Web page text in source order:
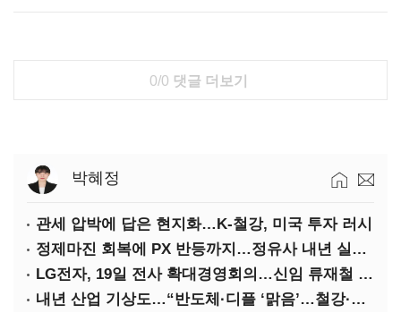
0/0 댓글 더보기
박혜정
관세 압박에 답은 현지화…K-철강, 미국 투자 러시
정제마진 회복에 PX 반등까지…정유사 내년 실적 기대
LG전자, 19일 전사 확대경영회의…신임 류재철 사장 주관
내년 산업 기상도…“반도체·디플 ‘맑음’…철강·석화 ‘흐림’”